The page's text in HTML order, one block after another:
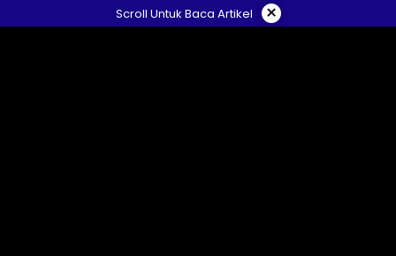
ke
Scroll Untuk Baca Artikel ×